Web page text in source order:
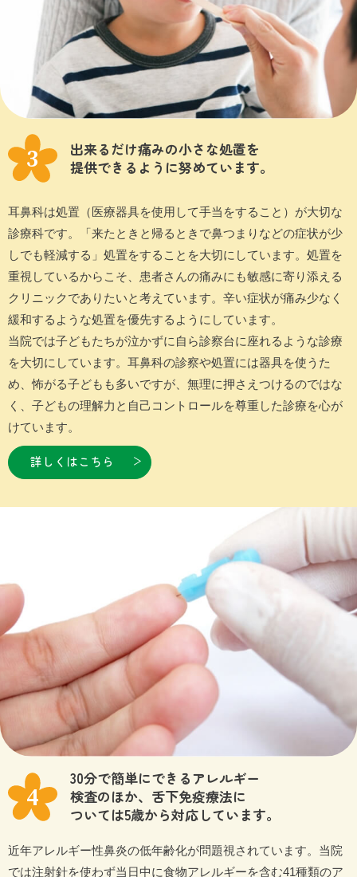
出来るだけ痛みの小さな処置を
提供できるように努めています。
耳鼻科は処置（医療器具を使用して手当をすること）が大切な
診療科です。「来たときと帰るときで鼻つまりなどの症状が少
しでも軽減する」処置をすることを大切にしています。処置を
重視しているからこそ、患者さんの痛みにも敏感に寄り添える
クリニックでありたいと考えています。辛い症状が痛み少なく
緩和するような処置を優先するようにしています。
当院では子どもたちが泣かずに自ら診察台に座れるような診療
を大切にしています。耳鼻科の診察や処置には器具を使うた
め、怖がる子どもも多いですが、無理に押さえつけるのではな
く、子どもの理解力と自己コントロールを尊重した診療を心が
けています。
詳しくはこちら
30分で簡単にできるアレルギー
検査のほか、 舌下免疫療法に
ついては5歳から対応しています。
近年アレルギー性鼻炎の低年齢化が問題視されています。当院
では注射針を使わず当日中に食物アレルギーを含む41種類のア